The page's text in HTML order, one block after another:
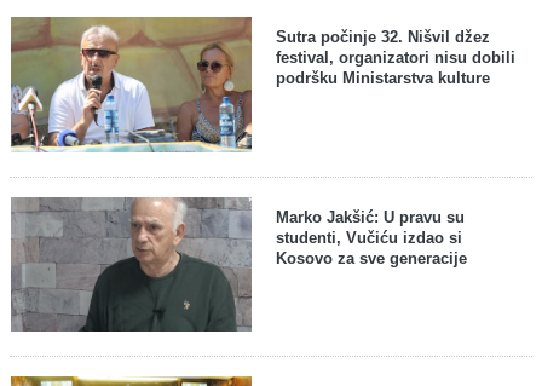
Sutra počinje 32. Nišvil džez
festival, organizatori nisu dobili
podršku Ministarstva kulture
Marko Jakšić: U pravu su
studenti, Vučiću izdao si
Kosovo za sve generacije